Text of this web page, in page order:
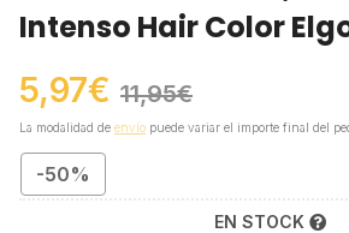
Intenso Hair Color
5,97€ 11,95€
La modalidad de envío puede variar el importe final del
-50%
EN STOCK